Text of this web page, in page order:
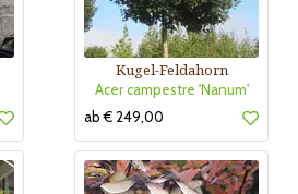
Kugel-Feldahorn
Acer campestre 'Nanum'
ab € 249,00